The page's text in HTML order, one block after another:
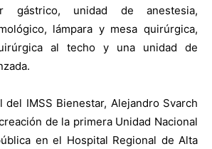
gástrico, unidad de anestesia,
lámpara y mesa quirúrgica,
al techo y una unidad de
del IMSS Bienestar, Alejandro Svarch
de la primera Unidad Nacional
en el Hospital Regional de Alta